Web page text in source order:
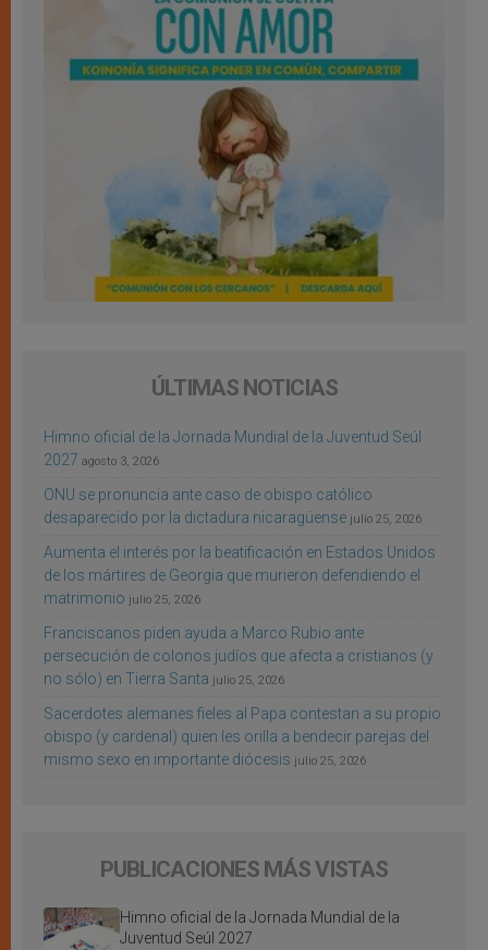
ÚLTIMAS NOTICIAS
Himno oficial de la Jornada Mundial de la Juventud Seúl
2027 agosto 3, 2026
ONU se pronuncia ante caso de obispo católico
desaparecido por la dictadura nicaragüense julio 25, 2026
Aumenta el interés por la beatificación en Estados Unidos
de los mártires de Georgia que murieron defendiendo el
matrimonio julio 25, 2026
Franciscanos piden ayuda a Marco Rubio ante
persecución de colonos judíos que afecta a cristianos (y
no sólo) en Tierra Santa julio 25, 2026
Sacerdotes alemanes fieles al Papa contestan a su propio
obispo (y cardenal) quien les orilla a bendecir parejas del
mismo sexo en importante diócesis julio 25, 2026
PUBLICACIONES MÁS VISTAS
Himno oficial de la Jornada Mundial de la
Juventud Seúl 2027